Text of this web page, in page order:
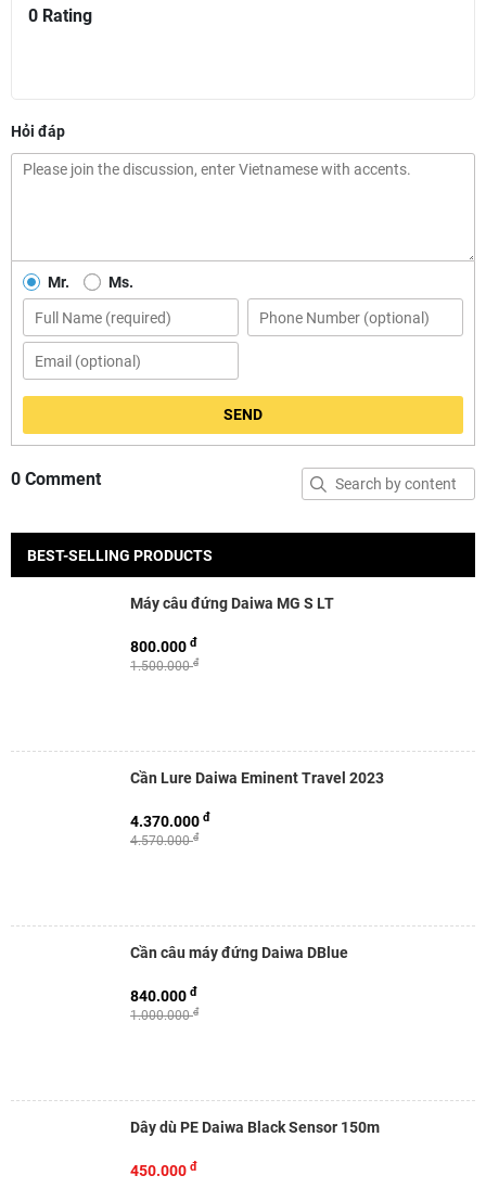
0 Rating
Hỏi đáp
Mr. Ms.
SEND
0 Comment
BEST-SELLING PRODUCTS
Máy câu đứng Daiwa MG S LT
1.500.000đ
800.000 đ
Cần Lure Daiwa Eminent Travel 2023
4.570.000đ
4.370.000 đ
Cần câu máy đứng Daiwa DBlue
1.000.000đ
840.000 đ
Dây dù PE Daiwa Black Sensor 150m
450.000 đ